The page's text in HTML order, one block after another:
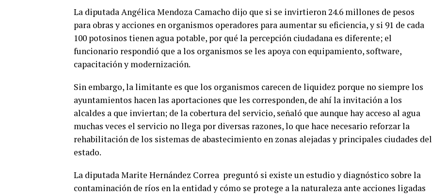
La diputada Angélica Mendoza Camacho dijo que si se invirtieron 24.6 millones de pesos
para obras y acciones en organismos operadores para aumentar su eficiencia, y si 91 de cada
100 potosinos tienen agua potable, por qué la percepción ciudadana es diferente; el
funcionario respondió que a los organismos se les apoya con equipamiento, software,
capacitación y modernización.
Sin embargo, la limitante es que los organismos carecen de liquidez porque no siempre los
ayuntamientos hacen las aportaciones que les corresponden, de ahí la invitación a los
alcaldes a que inviertan; de la cobertura del servicio, señaló que aunque hay acceso al agua
muchas veces el servicio no llega por diversas razones, lo que hace necesario reforzar la
rehabilitación de los sistemas de abastecimiento en zonas alejadas y principales ciudades del
estado.
La diputada Marite Hernández Correa preguntó si existe un estudio y diagnóstico sobre la
contaminación de ríos en la entidad y cómo se protege a la naturaleza ante acciones ligadas